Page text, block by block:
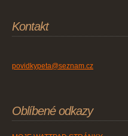
Kontakt
povidkypeta@seznam.cz
Oblíbené odkazy